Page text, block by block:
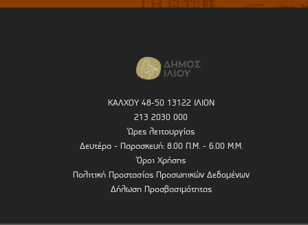
ΚΑΛΧΟΥ 48-50 13122 ΙΛΙΟΝ
213 2030 000
Ώρες λειτουργίας
Δευτέρα - Παρασκευή: 8.00 Π.Μ. - 6.00 Μ.Μ.
Όροι Χρήσης
Πολιτική Προστασίας Προσωπικών Δεδομένων
Δήλωση Προσβασιμότητας